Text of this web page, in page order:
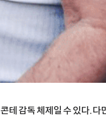
테 감독 체제일 수 있다. 다